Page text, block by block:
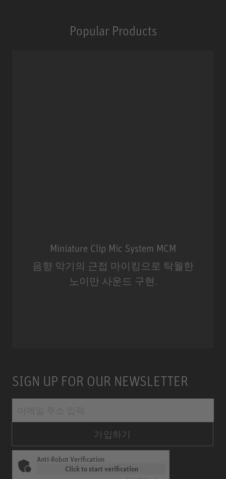
Popular Products
Miniature Clip Mic System MCM
음향 악기의 근접 마이킹으로 탁월한
노이만 사운드 구현.
SIGN UP FOR OUR NEWSLETTER
가입하기
Anti-Robot Verification
Click to start verification